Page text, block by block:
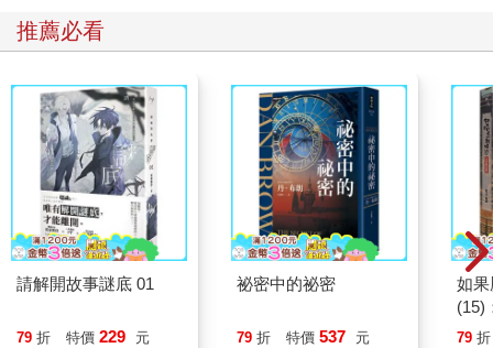
推薦必看
請解開故事謎底 01
79 折 特價 229 元
祕密中的祕密
79 折 特價 537 元
如
(15)
貓
79 折